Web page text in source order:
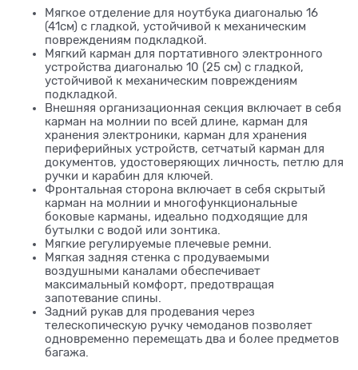
Мягкое отделение для ноутбука диагональю 16
(41см) с гладкой, устойчивой к механическим
повреждениям подкладкой.
Мягкий карман для портативного электронного
устройства диагональю 10 (25 см) с гладкой,
устойчивой к механическим повреждениям
подкладкой.
Внешняя организационная секция включает в себя
карман на молнии по всей длине, карман для
хранения электроники, карман для хранения
периферийных устройств, сетчатый карман для
документов, удостоверяющих личность, петлю для
ручки и карабин для ключей.
Фронтальная сторона включает в себя скрытый
карман на молнии и многофункциональные
боковые карманы, идеально подходящие для
бутылки с водой или зонтика.
Мягкие регулируемые плечевые ремни.
Мягкая задняя стенка с продуваемыми
воздушными каналами обеспечивает
максимальный комфорт, предотвращая
запотевание спины.
Задний рукав для продевания через
телескопическую ручку чемоданов позволяет
одновременно перемещать два и более предметов
багажа.